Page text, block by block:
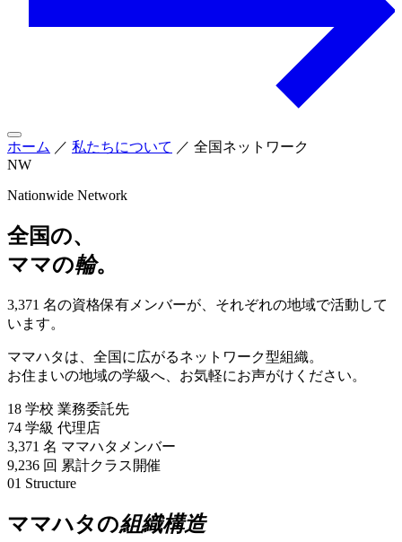
ホーム ／ 私たちについて ／ 全国ネットワーク
NW
Nationwide Network
全国の、
ママの輪。
3,371 名の資格保有メンバーが、それぞれの地域で活動して
います。
ママハタは、全国に広がるネットワーク型組織。
お住まいの地域の学級へ、お気軽にお声がけください。
18 学校 業務委託先
74 学級 代理店
3,371 名 ママハタメンバー
9,236 回 累計クラス開催
01 Structure
ママハタの組織構造